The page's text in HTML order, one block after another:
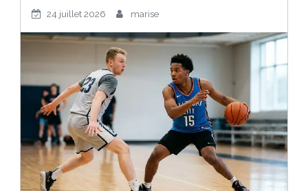
24 juillet 2026 marise